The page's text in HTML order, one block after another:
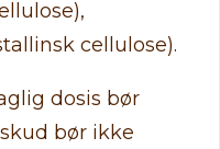
cellulose).
dosis bør
bør ikke